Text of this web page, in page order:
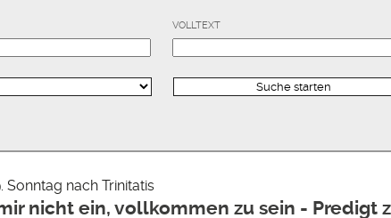
VOLLTEXT
Sonntag nach Trinitatis
nicht ein, vollkommen zu sein - Predigt